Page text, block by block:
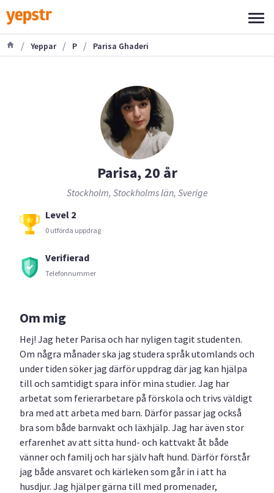
/ Yeppar / P / Parisa Ghaderi
Parisa, 20 år
Stockholm, Stockholms län, Sverige
Level 2
0 utförda uppdrag
Verifierad
Telefonnummer
Om mig
Hej! Jag heter Parisa och har nyligen tagit studenten.
Om några månader ska jag studera språk utomlands och
under tiden söker jag därför uppdrag där jag kan hjälpa
till och samtidigt spara inför mina studier. Jag har
arbetat som ferierarbetare på förskola och trivs väldigt
bra med att arbeta med barn. Därför passar jag också
bra som både barnvakt och läxhjälp. Jag har även stor
erfarenhet av att sitta hund- och kattvakt åt både
vänner och familj och har själv haft hund. Därför förstår
jag både ansvaret och kärleken som går in i att ha
husdjur. Jag hjälper gärna till med promenader,